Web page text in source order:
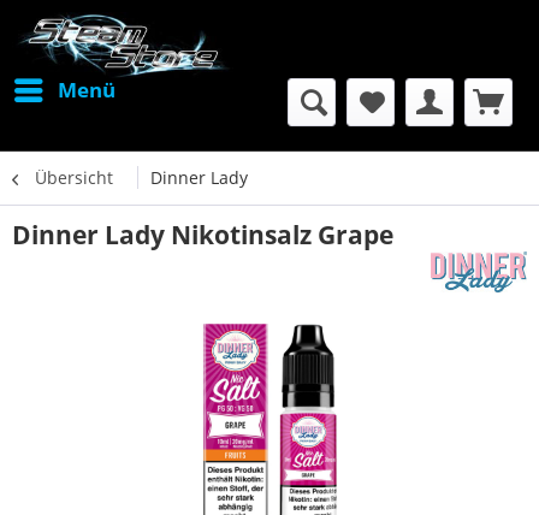
Menü
Übersicht Dinner Lady
Dinner Lady Nikotinsalz Grape